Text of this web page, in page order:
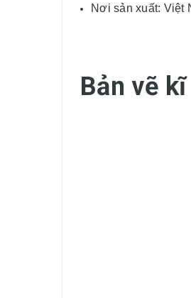
Nơi sản xuất: Việt
Bản vẽ